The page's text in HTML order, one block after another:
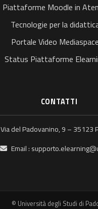
Piattaforme Moodle in
Tecnologie per la
Portale Video Mediaspace
Status Piattaforme
CONTATTI
Via del Padovanino, 9 – 35123
Email :
© Università degli Studi di